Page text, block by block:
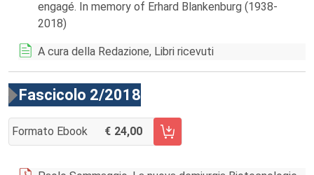
engagé. In memory of Erhard Blankenburg (1938-
2018)
A cura della Redazione, Libri ricevuti
Fascicolo 2/2018
Formato Ebook 24,00
AGGIUNGI AL CARRELLO FASCICOLO 2/2018